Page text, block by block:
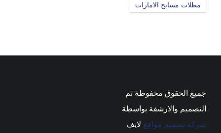
مظلات مسابح الامارات
جميع الحقوق محفوظة تم
التصميم والارشفة بواسطة
شركة تصميم مواقع لايف